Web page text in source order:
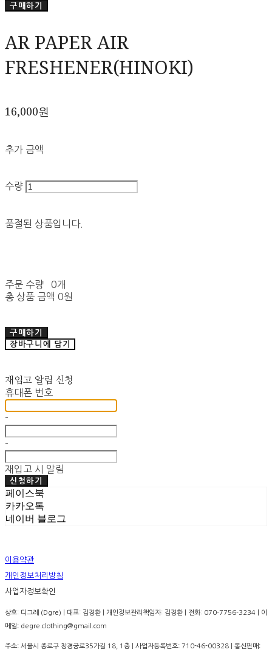
구매하기
AR PAPER AIR
FRESHENER(HINOKI)
16,000원
추가 금액
수량
품절된 상품입니다.
주문 수량
0개
총 상품 금액 0원
구매하기
장바구니에 담기
재입고 알림 신청
휴대폰 번호
-
-
재입고 시 알림
신청하기
페이스북
카카오톡
네이버 블로그
이용약관
개인정보처리방침
사업자정보확인
상호: 디그레 (Dgre) | 대표: 김경환 | 개인정보관리책임자: 김경환 | 전화: 070-7756-3234 | 이
메일: degre.clothing@gmail.com
주소: 서울시 종로구 창경궁로35가길 18, 1층 | 사업자등록번호: 710-46-00328 | 통신판매: